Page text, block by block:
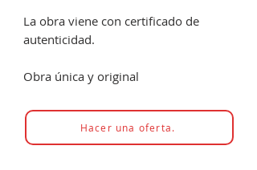
La obra viene con certificado de
autenticidad.
Obra única y original
Hacer una oferta.